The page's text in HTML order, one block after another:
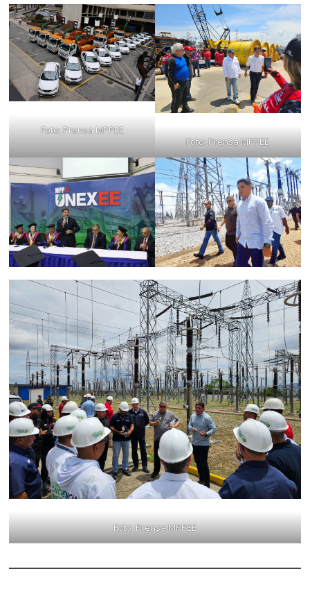
Foto: Prensa MPPEE
Foto: Prensa MPPEE
Foto: Prensa MPPEE